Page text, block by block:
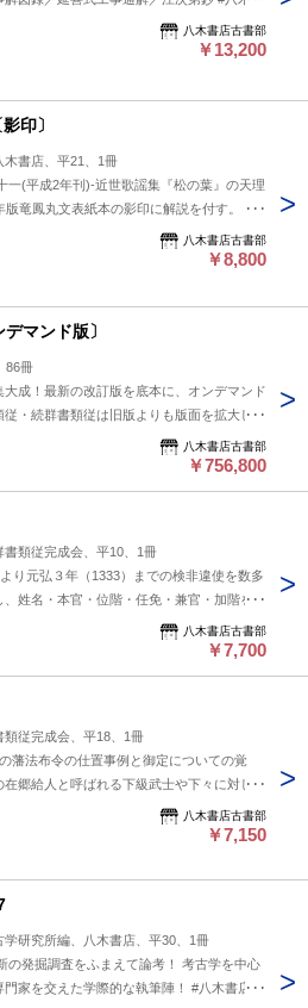
八木書店古書部
￥13,200
印〕
木書店、平21、1冊
一(平成2年刊)-近世歌謡集『松の葉』の天理
版竜鳳丸文表紙本の影印に解説を付す。
作集Ⅲ」に解説のみ収録 #八木書店出版物/
八木書店古書部
￥8,800
マンド版〕
86冊
大成！最新の改訂版を底本に、オンデマンド
従・続群書類従は旧版よりも版面を拡大し、
した。 #八木書店出版物/続群書類従/翻刻資
八木書店古書部
￥756,800
書類従完成会、平10、1冊
り元弘３年（1333）までの検非違使を数多
姓名・本官・位階・任免・兼官・加階を年
典を明確にする。 【収録】第１巻 816〔弘
応２〕 【経年劣化 少しみ】 #八木書店出
八木書店古書部
￥7,700
類従完成会、平18、1冊
藩法布令の仕置事例と御定についての覚
郷給人と呼ばれる下級武士や下々に対して
がうかがえる。 #八木書店出版物/近世/単行
八木書店古書部
￥7,150
学研究所編、八木書店、平30、1冊
の発掘調査をふまえて論考！ 考古学を中心
門家を交えた学際的な執筆陣！ #八木書店出